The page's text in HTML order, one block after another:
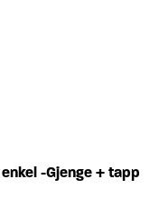
-Gjenge + tapp